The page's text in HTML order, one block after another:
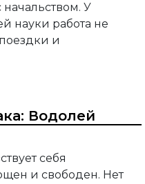
У
науки работа не
и
Водолей
себя
и свободен. Нет